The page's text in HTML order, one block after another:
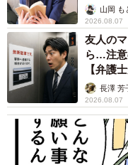
山岡 も
2026.08.07
友人の
ら…注意
【弁護
長澤 芳
2026.08.07